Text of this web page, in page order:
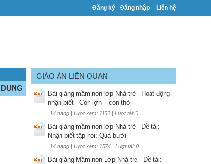
Đăng ký Đăng nhập Liên hệ
GIÁO ÁN LIÊN QUAN
Bài giảng mầm non lớp Nhà trẻ - Hoạt động
nhận biết - Con lợn – con thỏ
14 trang | Lượt xem: 1152 | Lượt tải: 0
Bài giảng mầm non lớp Nhà trẻ - Đề tài:
Nhận biết tập nói: Quả bưởi
14 trang | Lượt xem: 1574 | Lượt tải: 0
Bài giảng Mầm non Lớp Nhà trẻ - Đề tài: